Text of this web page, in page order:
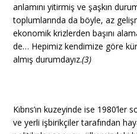
anlamını yitirmiş ve şaşkın
toplumlarında da böyle, az
ekonomik krizlerden başını
de… Hepimiz kendimize göre
almış durumdayız.(3)
Kıbrıs’ın kuzeyinde ise
ve yerli işbirikçiler tarafından